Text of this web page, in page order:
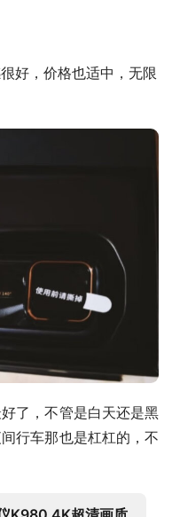
好，价格也适中，无限
了，不管是白天还是黑
行车那也是杠杠的，不